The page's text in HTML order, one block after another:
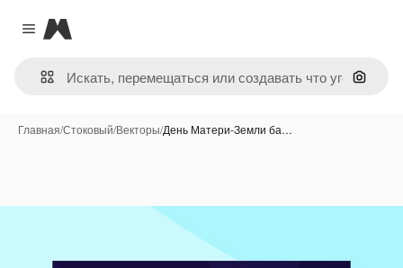
Close menu
Magnific
Поиск
Главная/Стоковый/Векторы/День Матери-Земли ба…